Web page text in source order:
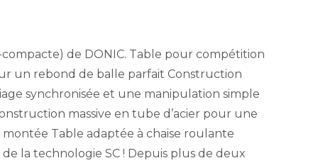
de DONIC. Table pour compétition
un rebond de balle parfait Construction
synchronisée et une manipulation simple
massive en tube d’acier pour une
Table adaptée à chaise roulante
la technologie SC ! Depuis plus de deux